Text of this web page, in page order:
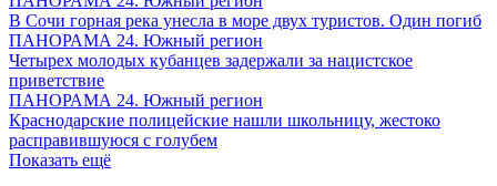
В Сочи горная река унесла в море двух туристов. Один погиб
ПАНОРАМА 24. Южный регион
Четырех молодых кубанцев задержали за нацистское
приветствие
ПАНОРАМА 24. Южный регион
Краснодарские полицейские нашли школьницу, жестоко
расправившуюся с голубем
Показать ещё